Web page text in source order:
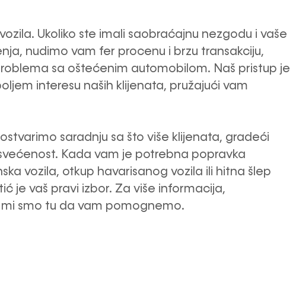
Ukoliko ste imali saobraćajnu nezgodu i vaše
nudimo vam fer procenu i brzu transakciju,
sa oštećenim automobilom. Naš pristup je
interesu naših klijenata, pružajući vam
saradnju sa što više klijenata, gradeći
Kada vam je potrebna popravka
vozila, otkup havarisanog vozila ili hitna šlep
je vaš pravi izbor. Za više informacija,
smo tu da vam pomognemo.